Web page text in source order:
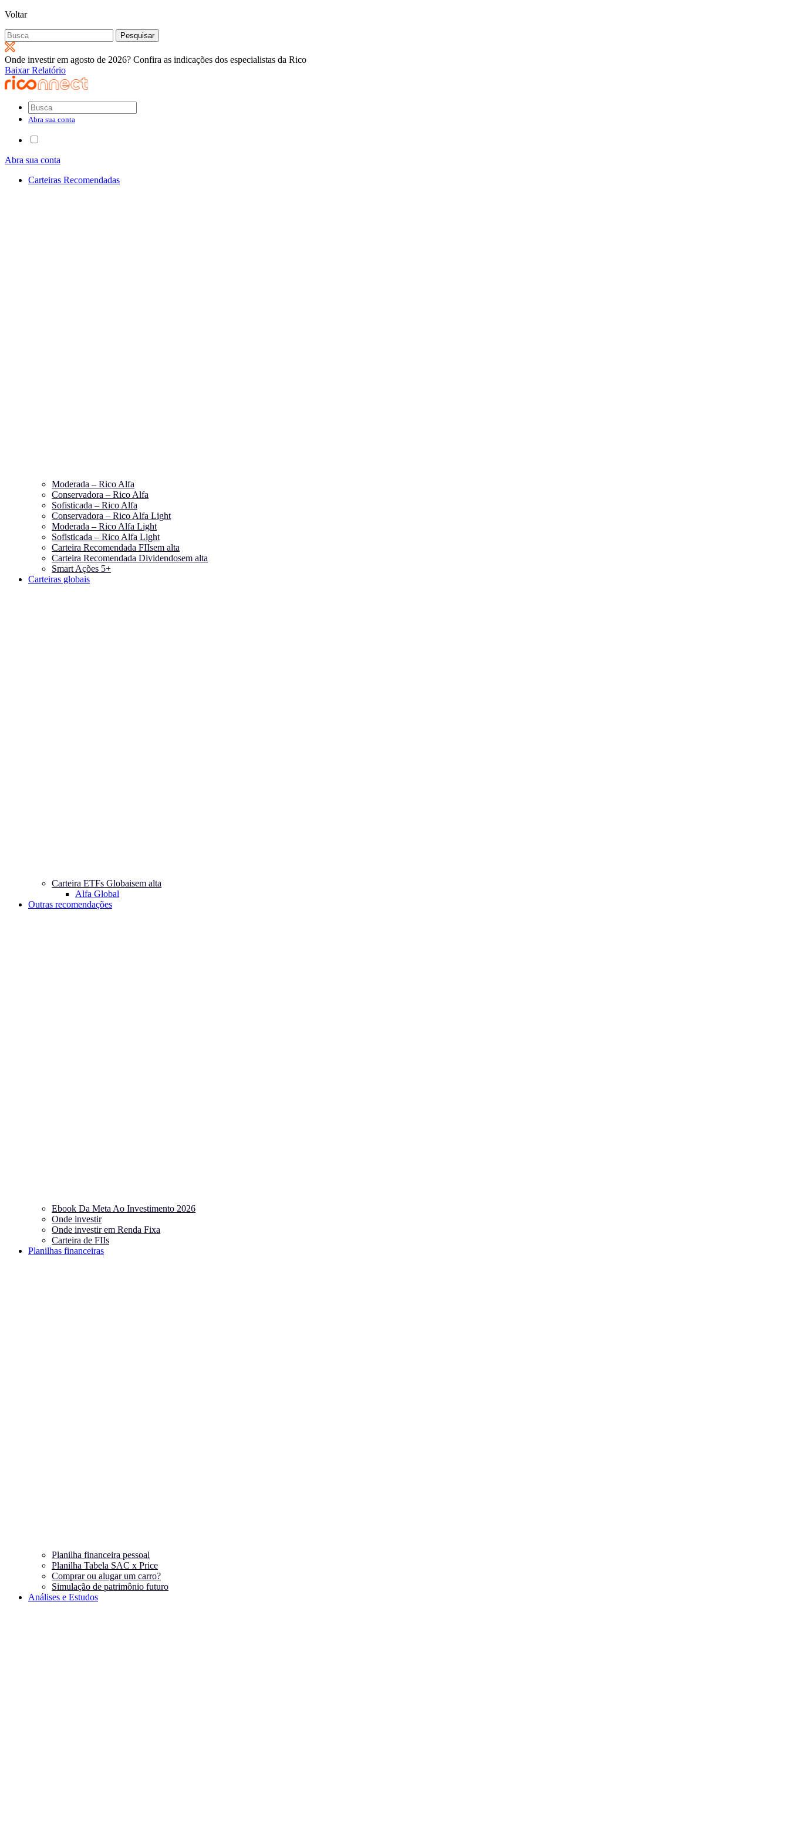
Voltar
Pesquisar
por:
Onde investir em agosto de 2026? Confira as indicações dos especialistas da Rico
Baixar Relatório
Abra sua conta
Abra sua conta
Carteiras Recomendadas
Moderada – Rico Alfa
Conservadora – Rico Alfa
Sofisticada – Rico Alfa
Conservadora – Rico Alfa Light
Moderada – Rico Alfa Light
Sofisticada – Rico Alfa Light
Carteira Recomendada FIIsem alta
Carteira Recomendada Dividendosem alta
Smart Ações 5+
Carteiras globais
Carteira ETFs Globaisem alta
Alfa Global
Outras recomendações
Ebook Da Meta Ao Investimento 2026
Onde investir
Onde investir em Renda Fixa
Carteira de FIIs
Planilhas financeiras
Planilha financeira pessoal
Planilha Tabela SAC x Price
Comprar ou alugar um carro?
Simulação de patrimônio futuro
Análises e Estudos